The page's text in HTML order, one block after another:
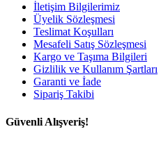
İletişim Bilgilerimiz
Üyelik Sözleşmesi
Teslimat Koşulları
Mesafeli Satış Sözleşmesi
Kargo ve Taşıma Bilgileri
Gizlilik ve Kullanım Şartları
Garanti ve İade
Sipariş Takibi
Güvenli Alışveriş!